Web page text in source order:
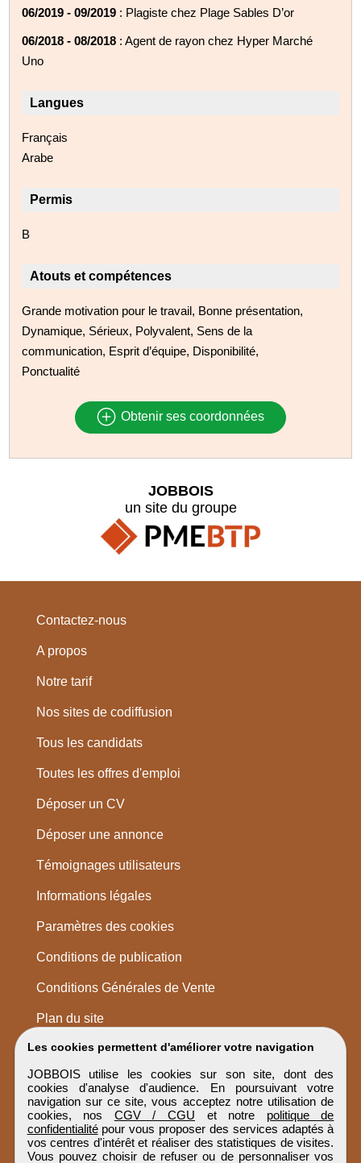
06/2019 - 09/2019 : Plagiste chez Plage Sables D’or
06/2018 - 08/2018 : Agent de rayon chez Hyper Marché
Uno
Langues
Français
Arabe
Permis
B
Atouts et compétences
Grande motivation pour le travail, Bonne présentation,
Dynamique, Sérieux, Polyvalent, Sens de la
communication, Esprit d’équipe, Disponibilité,
Ponctualité
Obtenir ses coordonnées
Les cookies permettent d'améliorer votre navigation
JOBBOIS utilise les cookies sur son site, dont des
cookies d'analyse d'audience. En poursuivant votre
navigation sur ce site, vous acceptez notre utilisation de
cookies, nos CGV / CGU et notre politique de
confidentialitépour vous proposer des services adaptés à
vos centres d'intérêt et réaliser des statistiques de visites.
Vous pouvez choisir de refuser ou de personnaliser vos
JOBBOIS
un site du groupe
Contactez-nous
A propos
Notre tarif
Nos sites de codiffusion
Tous les candidats
Toutes les offres d'emploi
Déposer un CV
Déposer une annonce
Témoignages utilisateurs
Informations légales
Paramètres des cookies
Conditions de publication
Conditions Générales de Vente
Plan du site